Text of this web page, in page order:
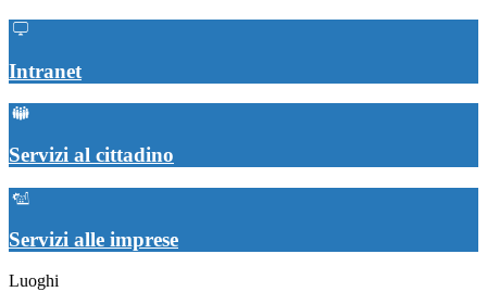
Intranet
Servizi al cittadino
Servizi alle imprese
Luoghi